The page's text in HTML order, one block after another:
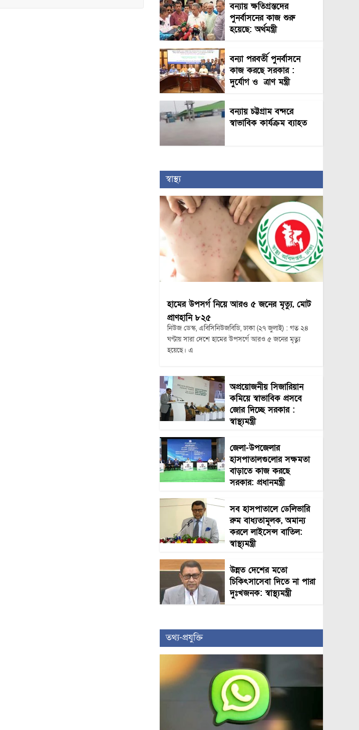
বন্যায় ক্ষতিগ্রস্তদের
পুনর্বাসনের কাজ শুরু
হয়েছে: অর্থমন্ত্রী
বন্যা পরবর্তী পুনর্বাসনে
কাজ করছে সরকার :
দুর্যোগ ও ত্রাণ মন্ত্রী
বন্যায় চট্টগ্রাম বন্দরে
স্বাভাবিক কার্যক্রম ব্যাহত
স্বাস্থ্য
হামের উপসর্গ নিয়ে আরও ৫ জনের মৃত্যু, মোট
প্রাণহানি ৮২৫
নিউজ ডেস্ক, এবিসিনিউজবিডি, ঢাকা (২৭ জুলাই) : গত ২৪
ঘণ্টায় সারা দেশে হামের উপসর্গে আরও ৫ জনের মৃত্যু
হয়েছে। এ
অপ্রয়োজনীয় সিজারিয়ান
কমিয়ে স্বাভাবিক প্রসবে
জোর দিচ্ছে সরকার :
স্বাস্থ্যমন্ত্রী
জেলা-উপজেলার
হাসপাতালগুলোর সক্ষমতা
বাড়াতে কাজ করছে
সরকার: প্রধানমন্ত্রী
সব হাসপাতালে ডেলিভারি
রুম বাধ্যতামূলক, অমান্য
করলে লাইসেন্স বাতিল:
স্বাস্থ্যমন্ত্রী
উন্নত দেশের মতো
চিকিৎসাসেবা দিতে না পারা
দুঃখজনক: স্বাস্থ্যমন্ত্রী
তথ্য-প্রযুক্তি